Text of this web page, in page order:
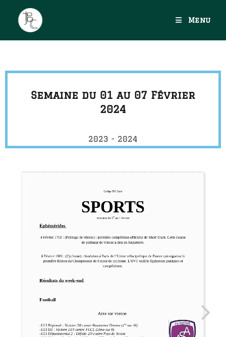
Menu
Semaine du 01 au 07 Février
2024
2023 - 2024